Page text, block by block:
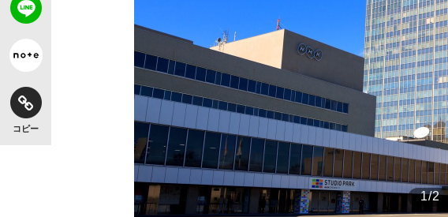
「目標達成できなかったからと言って…」サッカー日本代表・
コピー
1/2